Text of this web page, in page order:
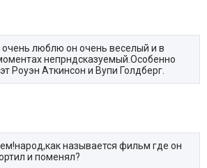
люблю он очень веселый и в
непрндсказуемый.Особенно
Роуэн Аткинсон и Вупи Голдберг.
называется фильм где он
и поменял?